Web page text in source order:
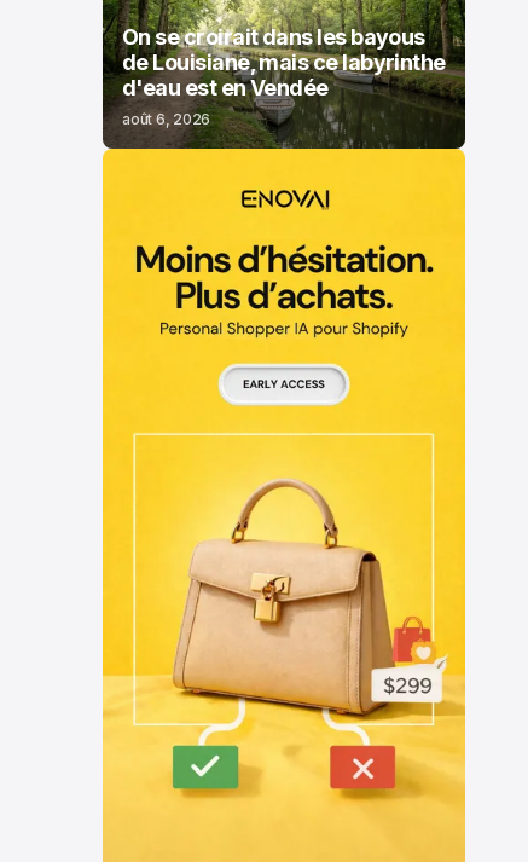
On se croirait dans les bayous
de Louisiane, mais ce labyrinthe
d'eau est en Vendée
août 6, 2026